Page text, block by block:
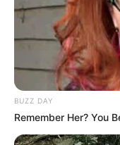
2
પેપર
BUZZ DAY
Remember Her? You